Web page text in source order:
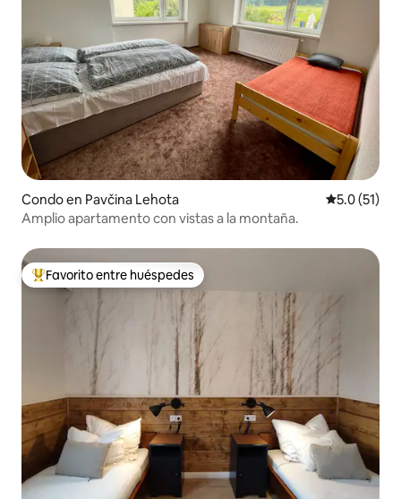
Condo en Pavčina Lehota Calificación
5.0 (51)
Amplio apartamento con vistas a la montaña.
Favorito entre huéspedes preferido
Favorito entre huéspedes